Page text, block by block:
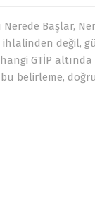
Nerede Başlar,
ihlalinden değil,
GTİP
belirleme,